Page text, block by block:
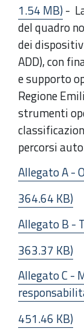
1.54 MB)-
del quadro
dei
ADD), con
e supporto
Regione
strumenti
percorsi
Allegato A -
364.64 KB)
Allegato B -
363.37 KB)
Allegato C -
451.46 KB)